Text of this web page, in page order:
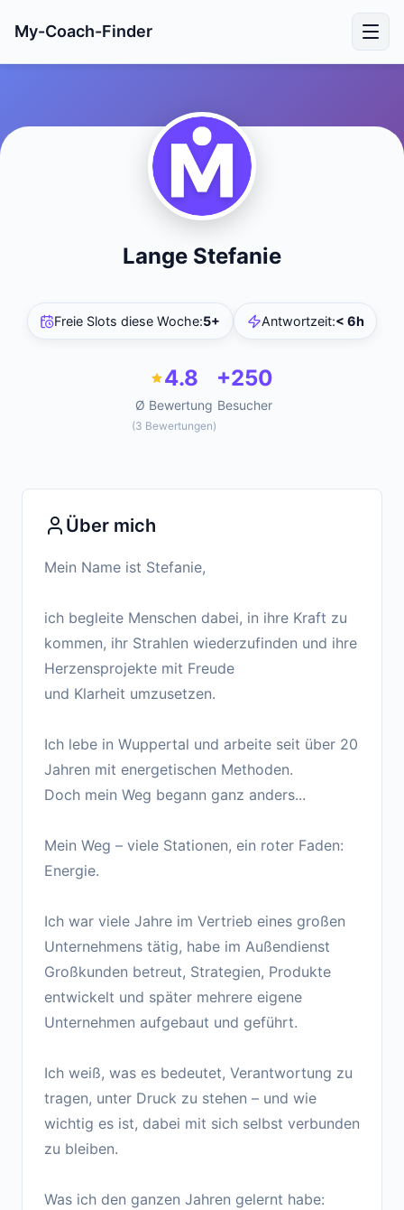
My-Coach-Finder
Lange Stefanie
Freie Slots diese Woche:5+ Antwortzeit:< 6h
4.8
Ø Bewertung
(3 Bewertungen)
+250
Besucher
Über mich
Mein Name ist Stefanie,
ich begleite Menschen dabei, in ihre Kraft zu
kommen, ihr Strahlen wiederzufinden und ihre
Herzensprojekte mit Freude
und Klarheit umzusetzen.
Ich lebe in Wuppertal und arbeite seit über 20
Jahren mit energetischen Methoden.
Doch mein Weg begann ganz anders...
Mein Weg – viele Stationen, ein roter Faden:
Energie.
Ich war viele Jahre im Vertrieb eines großen
Unternehmens tätig, habe im Außendienst
Großkunden betreut, Strategien, Produkte
entwickelt und später mehrere eigene
Unternehmen aufgebaut und geführt.
Ich weiß, was es bedeutet, Verantwortung zu
tragen, unter Druck zu stehen – und wie
wichtig es ist, dabei mit sich selbst verbunden
zu bleiben.
Was ich den ganzen Jahren gelernt habe: